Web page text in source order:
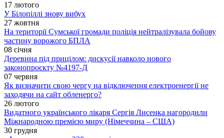
17 лютого
У Білопіллі знову вибух
27 жовтня
На території Сумської громади поліція нейтралізувала бойову
частину ворожого БПЛА
08 січня
Деревина під прицілом: дискусії навколо нового
законопроєкту №4197-Д
07 червня
Як визначити свою чергу на відключення електроенергії не
заходячи на сайт обленерго?
26 лютого
Видатного українського лікаря Сергія Лисенка нагородили
Міжнародною премією миру (Німеччина – США)
30 грудня